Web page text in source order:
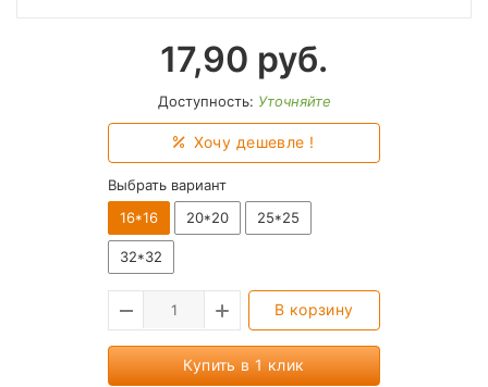
17,90 руб.
Доступность: Уточняйте
Хочу дешевле !
Выбрать вариант
16*16
20*20 25*25
32*32
В корзину
Купить в 1 клик